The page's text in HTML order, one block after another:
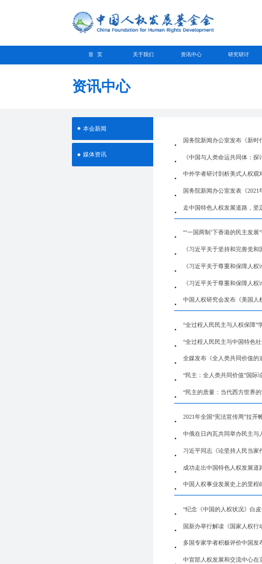
首 页 关于我们 资讯中心 研究研讨
资讯中心
本会新闻
媒体资讯
国务院新闻办公室发布《新时
《中国与人类命运共同体：
中外学者研讨剖析美式人权观
国务院新闻办公室发表《
走中国特色人权发展道路，坚
“‘一国两制’下香港的民主发展
《习近平关于坚持和完善党
《习近平关于尊重和保障人
《习近平关于尊重和保障人
中国人权研究会发布《美国人
“全过程人民民主与人权保障”
“全过程人民民主与中国特色
全媒发布《全人类共同价值
“民主：全人类共同价值”国际
“民主的质量：当代西方世界
2021年全国“宪法宣传周”拉开
中俄在日内瓦共同举办民主与
习近平同志《论坚持人民当家
成功走出中国特色人权发展道
中国人权事业发展史上的里程
“纪念《中国的人权状况》白
国新办举行解读《国家人权行
多国专家学者积极评价中国发
中宣部人权发展和交流中心在